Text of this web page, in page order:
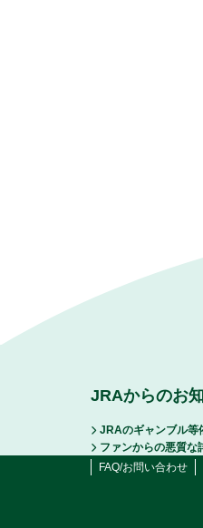
JRAからのお
JRAのギャンブル等
ファンからの悪質な
FAQ/お問い合わせ